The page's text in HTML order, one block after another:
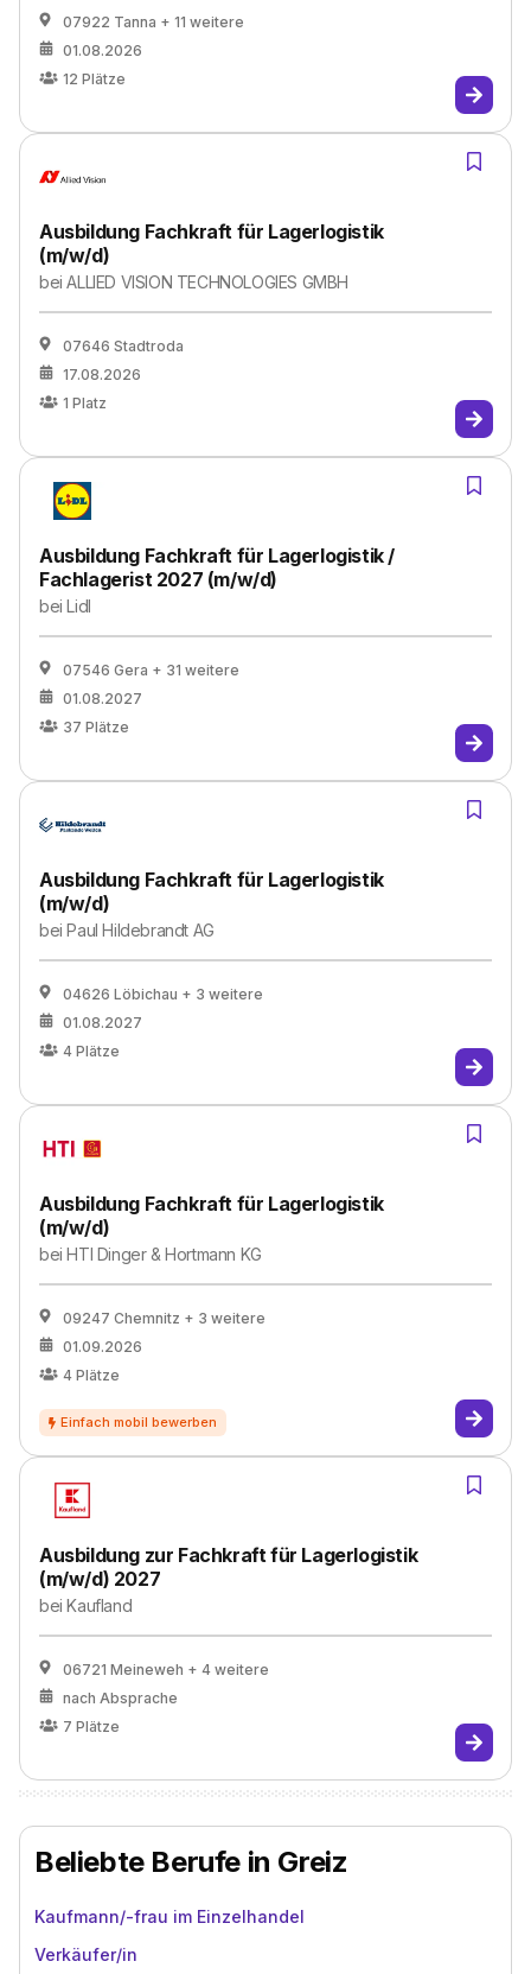
07922 Tanna + 11 weitere
01.08.2026
12 Plätze
Ausbildung Fachkraft für Lagerlogistik
(m/w/d)
beiALLIED VISION TECHNOLOGIES GMBH
07646 Stadtroda
17.08.2026
1 Platz
Ausbildung Fachkraft für Lagerlogistik /
Fachlagerist 2027 (m/w/d)
beiLidl
07546 Gera + 31 weitere
01.08.2027
37 Plätze
Ausbildung Fachkraft für Lagerlogistik
(m/w/d)
beiPaul Hildebrandt AG
04626 Löbichau + 3 weitere
01.08.2027
4 Plätze
Ausbildung Fachkraft für Lagerlogistik
(m/w/d)
beiHTI Dinger & Hortmann KG
09247 Chemnitz + 3 weitere
01.09.2026
4 Plätze
Ausbildung zur Fachkraft für Lagerlogistik
(m/w/d) 2027
beiKaufland
06721 Meineweh + 4 weitere
nach Absprache
7 Plätze
Beliebte Berufe in Greiz
Kaufmann/-frau im Einzelhandel
Verkäufer/in